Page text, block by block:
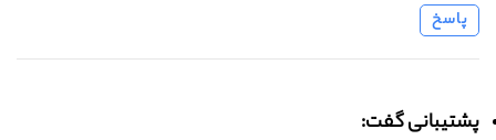
پاسخ
پشتیبانی گفت: